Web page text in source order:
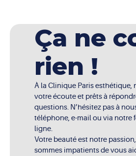
Ça ne
rien !
À la Clinique Paris esthétique,
votre écoute et prêts à
questions. N’hésitez pas à
téléphone, e-mail ou via notre
ligne.
Votre beauté est notre
sommes impatients de vous